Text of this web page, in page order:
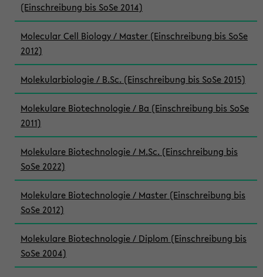
(Einschreibung bis SoSe 2014)
Molecular Cell Biology / Master (Einschreibung bis SoSe
2012)
Molekularbiologie / B.Sc. (Einschreibung bis SoSe 2015)
Molekulare Biotechnologie / Ba (Einschreibung bis SoSe
2011)
Molekulare Biotechnologie / M.Sc. (Einschreibung bis
SoSe 2022)
Molekulare Biotechnologie / Master (Einschreibung bis
SoSe 2012)
Molekulare Biotechnologie / Diplom (Einschreibung bis
SoSe 2004)